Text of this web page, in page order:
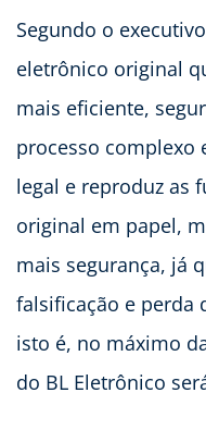
Segundo o
eletrônico original
mais eficiente,
processo complexo
legal e reproduz as
original em papel,
mais segurança, já
falsificação e perda
isto é, no máximo
do BL Eletrônico